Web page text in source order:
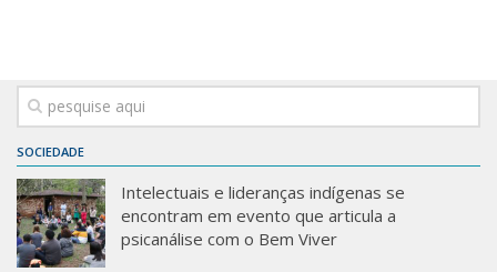
Alfabetização
Contato
Quem somos
Sobre o Portal
SOCIEDADE
Intelectuais e lideranças indígenas se
encontram em evento que articula a
psicanálise com o Bem Viver